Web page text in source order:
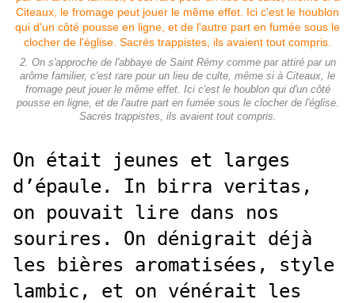
2. On s'approche de l'abbaye de Saint Rémy comme par attiré par un
arôme familier, c'est rare pour un lieu de culte, même si à Citeaux, le
fromage peut jouer le même effet. Ici c'est le houblon qui d'un côté
pousse en ligne, et de l'autre part en fumée sous le clocher de l'église.
Sacrés trappistes, ils avaient tout compris.
On était jeunes et larges
d’épaule. In birra veritas,
on pouvait lire dans nos
sourires. On dénigrait déjà
les bières aromatisées, style
lambic, et on vénérait les